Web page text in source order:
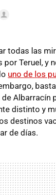
todas las
Teruel, y
uno de los
Albarracín
distinto y
destinos
de días.